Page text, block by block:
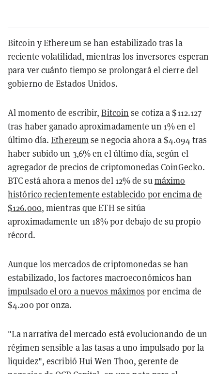
Bitcoin y Ethereum se han estabilizado tras la
reciente volatilidad, mientras los inversores esperan
para ver cuánto tiempo se prolongará el cierre del
gobierno de Estados Unidos.
Al momento de escribir,Bitcoin se cotiza a $112.127
tras haber ganado aproximadamente un 1% en el
último día.Ethereumse negocia ahora a $4.094 tras
haber subido un 3,6% en el último día, según el
agregador de precios de criptomonedas CoinGecko.
BTC está ahora a menos del 12% de sumáximo
histórico recientemente establecido por encima de
$126.000, mientras que ETH se sitúa
aproximadamente un 18% por debajo de su propio
récord.
Aunque los mercados de criptomonedas se han
estabilizado, los factores macroeconómicos han
impulsado el oro a nuevos máximos por encima de
$4.200 por onza.
"La narrativa del mercado está evolucionando de un
régimen sensible a las tasas a uno impulsado por la
liquidez", escribió Hui Wen Thoo, gerente de